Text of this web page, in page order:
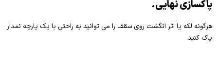
پاکسازی نهایی.
هرگونه لکه یا اثر انگشت روی سقف را می ­توانید به راحتی با یک پارچه نمدار
پاک کنید.